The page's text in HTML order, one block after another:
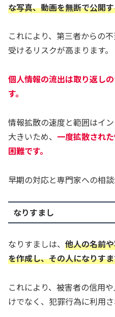
な写真、動画を無断で公開
これにより、第三者からの
受けるリスクが高まります。
個人情報の流出は取り返し
す。
情報拡散の速度と範囲はイ
大きいため、 一度拡散され
困難です。
早期の対応と専門家への相談
なりすまし
なりすましは、 他人の名前
を作成し、その人になりす
これにより、被害者の信用
けでなく、犯罪行為に利用